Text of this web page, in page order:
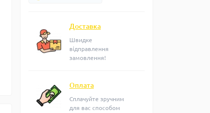
Доставка
Швидке
відправлення
замовлення!
Оплата
Сплачуйте зручним
для вас способом